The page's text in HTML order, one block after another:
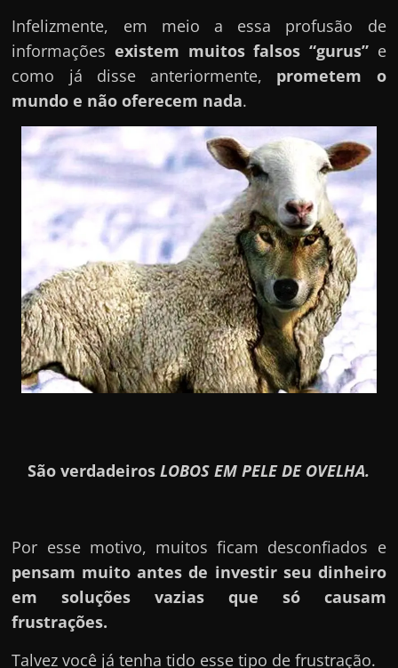
Infelizmente, em meio a essa profusão de
informaçõesexistem muitos falsos “gurus”e
como já disse anteriormente, prometem o
mundo e não oferecem nada.
São verdadeirosLOBOS EM PELE DE OVELHA.
Por esse motivo, muitos ficam desconfiados e
pensam muito antes de investir seu dinheiro
em soluções vazias que só causam
frustrações.
Talvez você já tenha tido esse tipo de frustração.